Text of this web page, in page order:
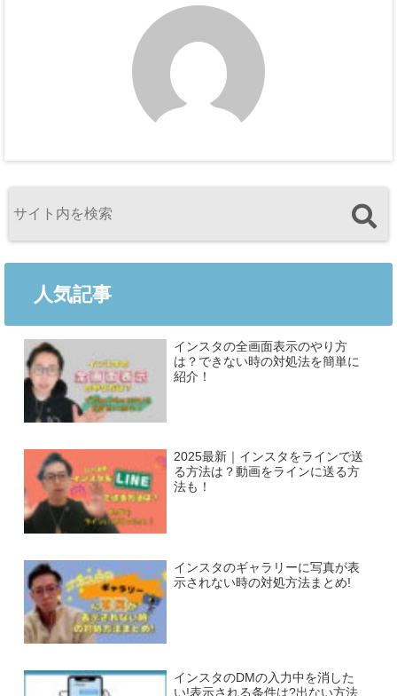
人気記事
インスタの全画面表示のやり方
は？できない時の対処法を簡単に
紹介！
2025最新｜インスタをラインで送
る方法は？動画をラインに送る方
法も！
インスタのギャラリーに写真が表
示されない時の対処方法まとめ!
インスタのDMの入力中を消した
い!表示される条件は?出ない方法